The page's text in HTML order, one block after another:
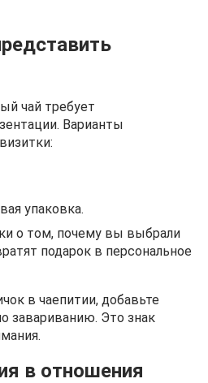
чай требует
Варианты
упаковка.
о том, почему вы выбрали
подарок в персональное
в чаепитии, добавьте
завариванию. Это знак
в отношения